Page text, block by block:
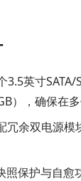
英寸
），确保在
冗余双电
保护与自